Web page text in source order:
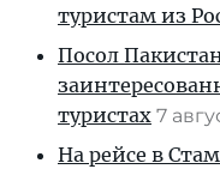
туристам из
Посол
туристах 7
На рейсе в